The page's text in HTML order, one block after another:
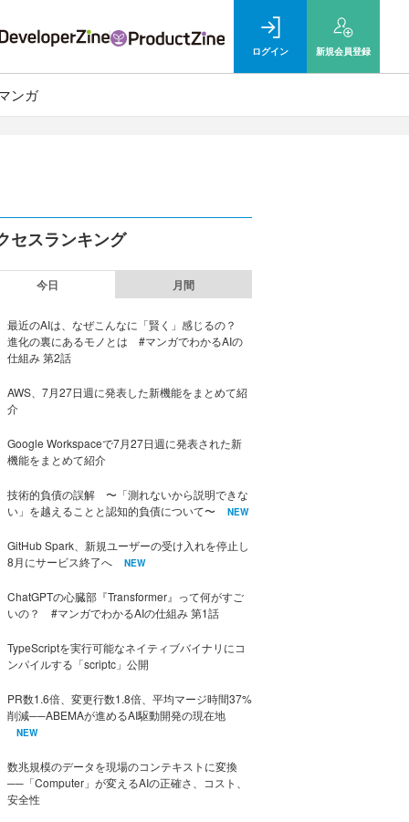
ログイン 新規会員登録
ンガ
セスランキング
今日 月間
最近のAIは、なぜこんなに「賢く」感じるの？
進化の裏にあるモノとは #マンガでわかるAIの
仕組み 第2話
AWS、7月27日週に発表した新機能をまとめて紹
介
Google Workspaceで7月27日週に発表された新
機能をまとめて紹介
技術的負債の誤解 〜「測れないから説明できな
い」を越えることと認知的負債について〜
NEW
GitHub Spark、新規ユーザーの受け入れを停止し
8月にサービス終了へ
NEW
ChatGPTの心臓部『Transformer』って何がすご
いの？ #マンガでわかるAIの仕組み 第1話
TypeScriptを実行可能なネイティブバイナリにコ
ンパイルする「scriptc」公開
PR数1.6倍、変更行数1.8倍、平均マージ時間37%
削減──ABEMAが進めるAI駆動開発の現在地
NEW
数兆規模のデータを現場のコンテキストに変換
──「Computer」が変えるAIの正確さ、コスト、
安全性